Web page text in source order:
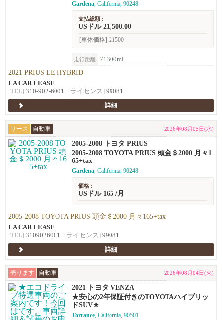
Gardena, California, 90248
支払総額 :
USドル 21,500.00
[車体価格] 21500
走行距離 71300ml
2021 PRIUS LE HYBRID
LA CAR LEASE
[TEL] 310-902-6001 [ライセンス] 99081
詳細
リース 自動車 2026年08月05日(水)
2005-2008 トヨタ PRIUS
2005-2008 TOYOTA PRIUS 頭金＄2000 月々1
65+tax
Gardena, California, 90248
価格 :
USドル 165 /月
2005-2008 TOYOTA PRIUS 頭金＄2000 月々165+tax
LA CAR LEASE
[TEL] 3109026001 [ライセンス] 99081
詳細
売ります 自動車 2026年08月04日(火)
2021 トヨタ VENZA
★安心の2年保証付きのTOYOTAハイブリッ
ドSUV★
Torrance, California, 90501